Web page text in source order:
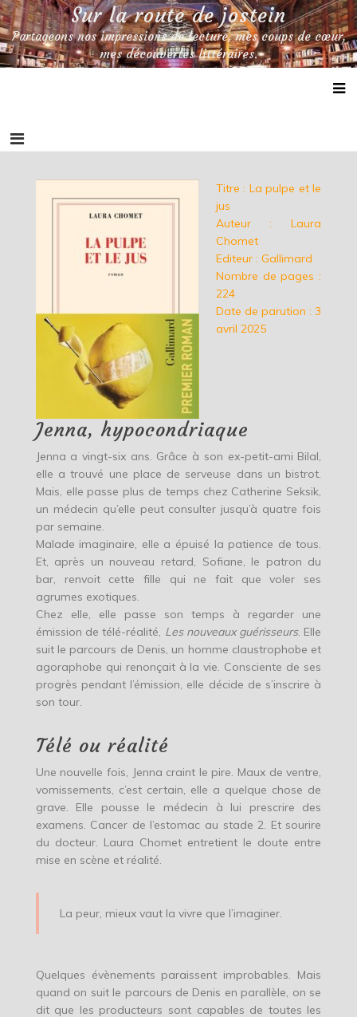
Skip
to
content
Sur la route de jostein
Partageons nos impressions de lecture, mes coups de cœur,
mes découvertes littéraires.
Titre : La pulpe et le
jus
Auteur : Laura
Chomet
Editeur : Gallimard
Nombre de pages :
224
Date de parution : 3
avril 2025
Jenna, hypocondriaque
Jenna a vingt-six ans. Grâce à son ex-petit-ami Bilal,
elle a trouvé une place de serveuse dans un bistrot.
Mais, elle passe plus de temps chez Catherine Seksik,
un médecin qu’elle peut consulter jusqu’à quatre fois
par semaine.
Malade imaginaire, elle a épuisé la patience de tous.
Et, après un nouveau retard, Sofiane, le patron du
bar, renvoit cette fille qui ne fait que voler ses
agrumes exotiques.
Chez elle, elle passe son temps à regarder une
émission de télé-réalité, Les nouveaux guérisseurs. Elle
suit le parcours de Denis, un homme claustrophobe et
agoraphobe qui renonçait à la vie. Consciente de ses
progrès pendant l’émission, elle décide de s’inscrire à
son tour.
Télé ou réalité
Une nouvelle fois, Jenna craint le pire. Maux de ventre,
vomissements, c’est certain, elle a quelque chose de
grave. Elle pousse le médecin à lui prescrire des
examens. Cancer de l’estomac au stade 2. Et sourire
du docteur. Laura Chomet entretient le doute entre
mise en scène et réalité.
La peur, mieux vaut la vivre que l’imaginer.
Quelques évènements paraissent improbables. Mais
quand on suit le parcours de Denis en parallèle, on se
dit que les producteurs sont capables de toutes les